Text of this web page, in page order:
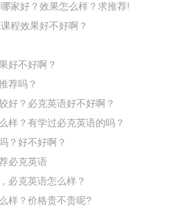
家好？效果怎么样？求推荐!
程效果好不好啊？
好不好啊？
荐吗？
好？必克英语好不好啊？
样？有学过必克英语的吗？
？好不好啊？
必克英语
必克英语怎么样？
样？价格贵不贵呢?